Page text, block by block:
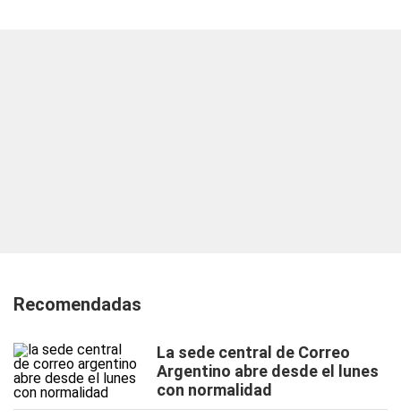
Recomendadas
La sede central de Correo
Argentino abre desde el lunes
con normalidad